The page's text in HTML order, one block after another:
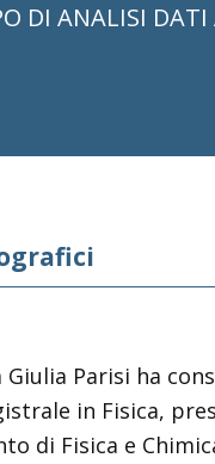
ANALISI DATI
Giulia Parisi ha
in Fisica,
di Fisica e